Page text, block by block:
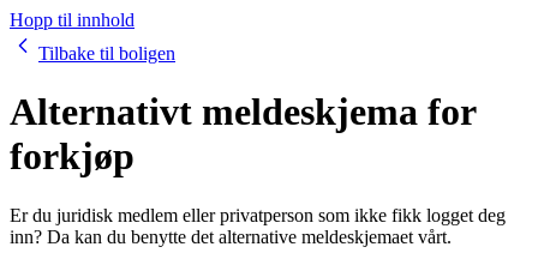
Hopp til innhold
Tilbake til boligen
Alternativt meldeskjema for
forkjøp
Er du juridisk medlem eller privatperson som ikke fikk logget deg
inn? Da kan du benytte det alternative meldeskjemaet vårt.